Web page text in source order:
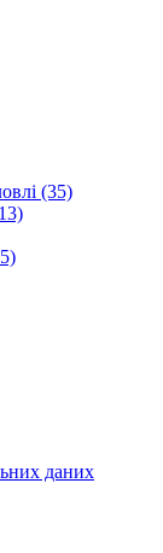
(35)
даних